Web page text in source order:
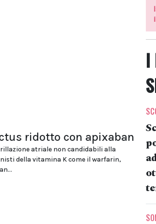
ridotto con apixaban
atriale non candidabili alla
della vitamina K come il warfarin,
I